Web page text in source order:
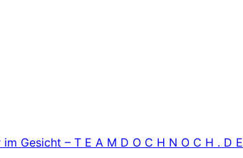
im Gesicht – T E A M D O C H N O C H . D E